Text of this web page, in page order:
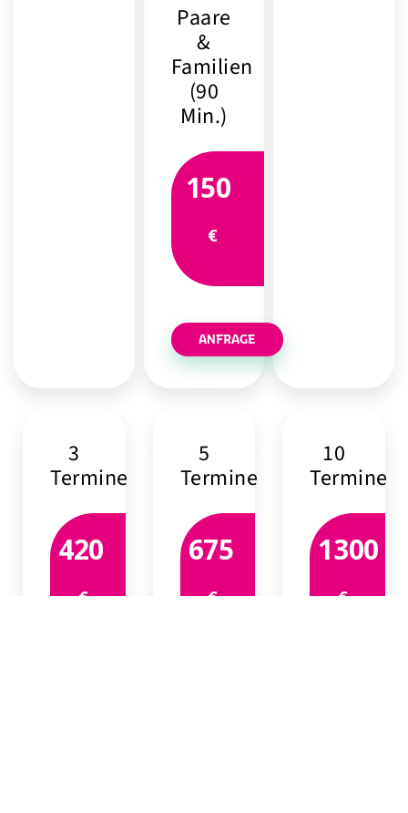
Paare
&
Familien
(90
Min.)
150
€
ANFRAGE
3
Termine
420
€
5
Termine
675
€
10
Termine
1300
€